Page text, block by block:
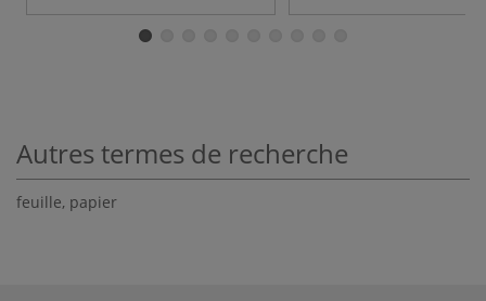
Autres termes de recherche
feuille, papier